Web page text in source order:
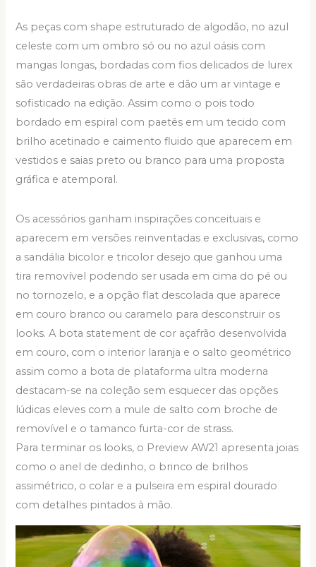
As peças com shape estruturado de algodão, no azul
celeste com um ombro só ou no azul oásis com
mangas longas, bordadas com fios delicados de lurex
são verdadeiras obras de arte e dão um ar vintage e
sofisticado na edição. Assim como o pois todo
bordado em espiral com paetês em um tecido com
brilho acetinado e caimento fluido que aparecem em
vestidos e saias preto ou branco para uma proposta
gráfica e atemporal.
Os acessórios ganham inspirações conceituais e
aparecem em versões reinventadas e exclusivas, como
a sandália bicolor e tricolor desejo que ganhou uma
tira removível podendo ser usada em cima do pé ou
no tornozelo, e a opção flat descolada que aparece
em couro branco ou caramelo para desconstruir os
looks. A bota statement de cor açafrão desenvolvida
em couro, com o interior laranja e o salto geométrico
assim como a bota de plataforma ultra moderna
destacam-se na coleção sem esquecer das opções
lúdicas eleves com a mule de salto com broche de
removível e o tamanco furta-cor de strass.
Para terminar os looks, o Preview AW21 apresenta joias
como o anel de dedinho, o brinco de brilhos
assimétrico, o colar e a pulseira em espiral dourado
com detalhes pintados à mão.